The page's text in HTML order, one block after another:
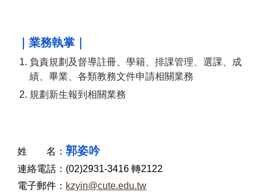
｜業務執掌｜
負責規劃及督導註冊、學籍、排課管理、選課、成
績、畢業、各類教務文件申請相關業務
規劃新生報到相關業務
姓 名：郭姿吟
連絡電話：(02)2931-3416 轉2122
電子郵件： kzyin@cute.edu.tw